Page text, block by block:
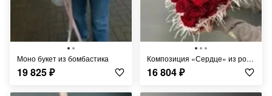
Моно букет из бомбастика
19 825₽
Композиция «Сердце» из роз с перьями
16 804₽